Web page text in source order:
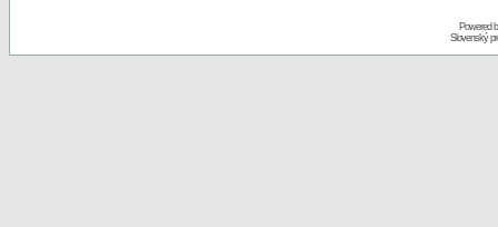
Powered
Slovenský